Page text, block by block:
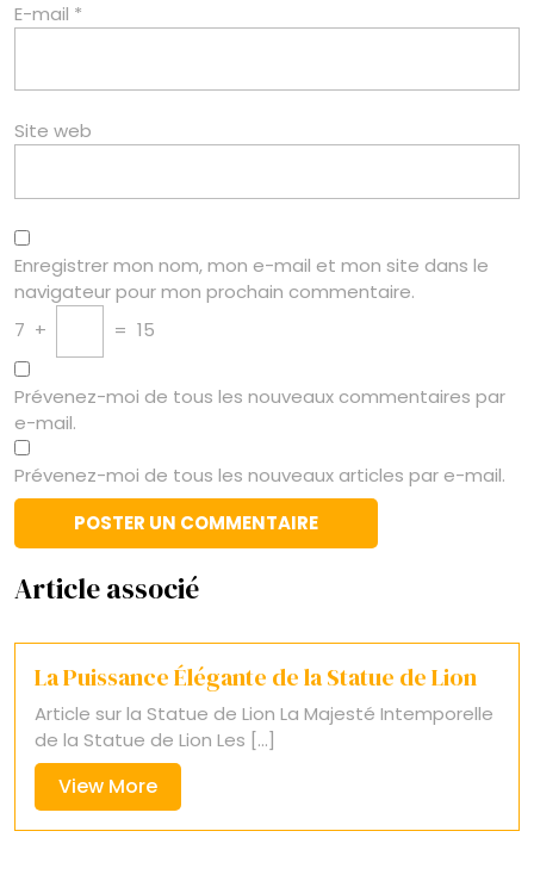
E-mail *
Site web
Enregistrer mon nom, mon e-mail et mon site dans le
navigateur pour mon prochain commentaire.
7 + = 15
Prévenez-moi de tous les nouveaux commentaires par
e-mail.
Prévenez-moi de tous les nouveaux articles par e-mail.
Article associé
La Puissance Élégante de la Statue de Lion
Article sur la Statue de Lion La Majesté Intemporelle
de la Statue de Lion Les [...]
View MoreView
More